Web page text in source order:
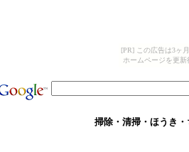
[PR] この広告は3ヶ
ホームページを更
掃除・清掃・ほうき